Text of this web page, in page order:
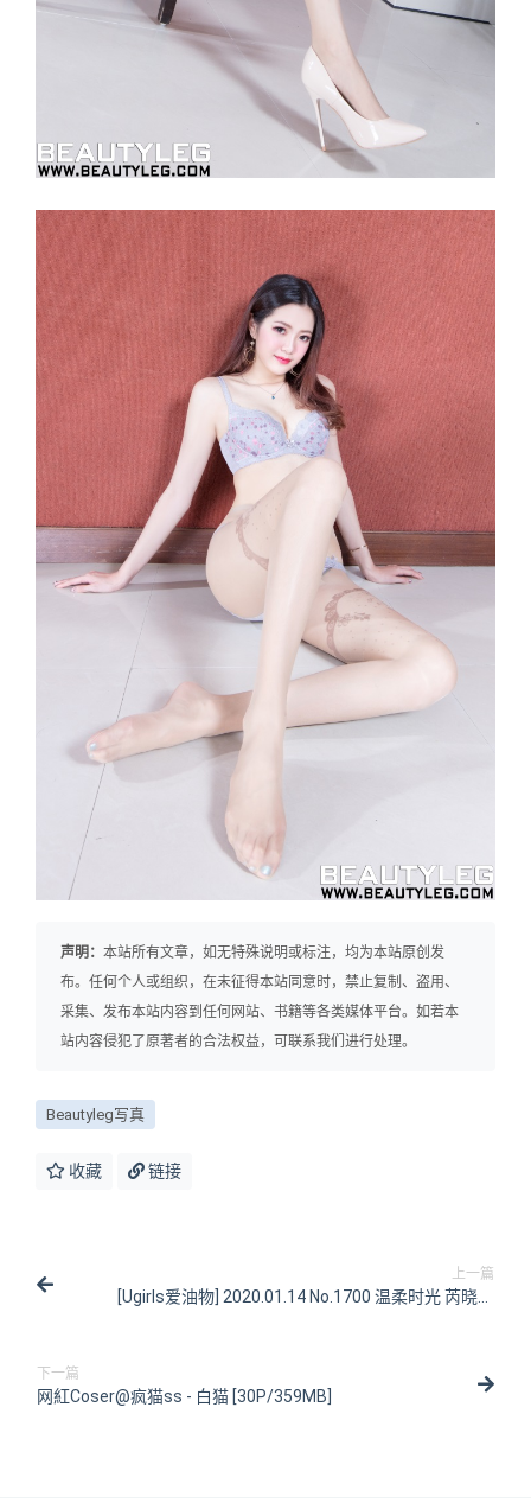
声明： 本站所有文章，如无特殊说明或标注，均为本站原创发
布。任何个人或组织，在未征得本站同意时，禁止复制、盗用、
采集、发布本站内容到任何网站、书籍等各类媒体平台。如若本
站内容侵犯了原著者的合法权益，可联系我们进行处理。
Beautyleg写真
收藏 链接
上一篇
[Ugirls爱油物] 2020.01.14 No.1700 温柔时光 芮晓颖
下一篇
网紅Coser@疯猫ss - 白猫 [30P/359MB]